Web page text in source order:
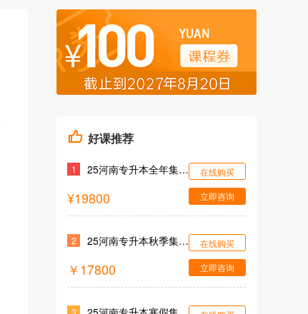
好课推荐
1 25河南专升本全年集训营
¥19800
在线购买
立即咨询
2 25河南专升本秋季集训营
￥17800
在线购买
立即咨询
3